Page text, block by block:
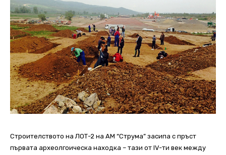
Строителството на ЛОТ-2 на АМ “Струма” засипа с пръст
първата археолгоическа находка – тази от IV-ти век между